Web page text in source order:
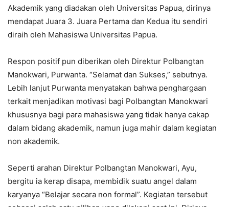
Akademik yang diadakan oleh Universitas Papua, dirinya
mendapat Juara 3. Juara Pertama dan Kedua itu sendiri
diraih oleh Mahasiswa Universitas Papua.
Respon positif pun diberikan oleh Direktur Polbangtan
Manokwari, Purwanta. “Selamat dan Sukses,” sebutnya.
Lebih lanjut Purwanta menyatakan bahwa penghargaan
terkait menjadikan motivasi bagi Polbangtan Manokwari
khususnya bagi para mahasiswa yang tidak hanya cakap
dalam bidang akademik, namun juga mahir dalam kegiatan
non akademik.
Seperti arahan Direktur Polbangtan Manokwari, Ayu,
bergitu ia kerap disapa, membidik suatu angel dalam
karyanya “Belajar secara non formal”. Kegiatan tersebut